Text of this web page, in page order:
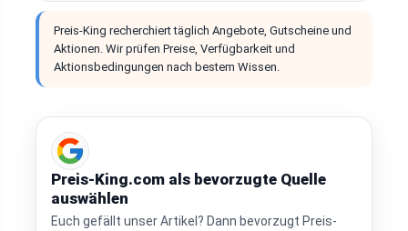
Preis-King recherchiert täglich Angebote, Gutscheine und
Aktionen. Wir prüfen Preise, Verfügbarkeit und
Aktionsbedingungen nach bestem Wissen.
Preis-King.com als bevorzugte Quelle
auswählen
Euch gefällt unser Artikel? Dann bevorzugt Preis-